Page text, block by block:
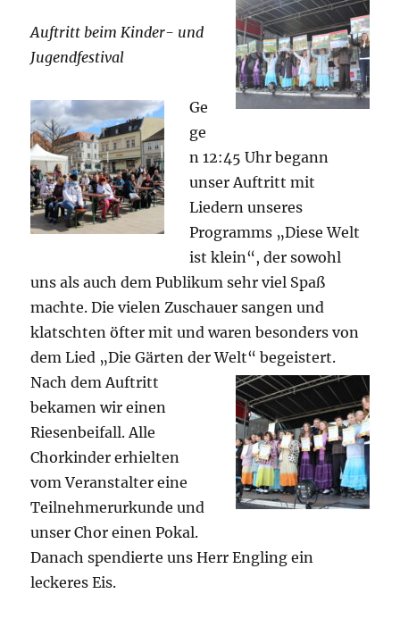
Auftritt beim Kinder- und
Jugendfestival
Ge
ge
n 12:45 Uhr begann
unser Auftritt mit
Liedern unseres
Programms „Diese Welt
ist klein“, der sowohl
uns als auch dem Publikum sehr viel Spaß
machte. Die vielen Zuschauer sangen und
klatschten öfter mit und waren besonders von
dem Lied „Die Gärten der Welt“ begeistert.
Nach dem Auftritt
bekamen wir einen
Riesenbeifall. Alle
Chorkinder erhielten
vom Veranstalter eine
Teilnehmerurkunde und
unser Chor einen Pokal.
Danach spendierte uns Herr Engling ein
leckeres Eis.